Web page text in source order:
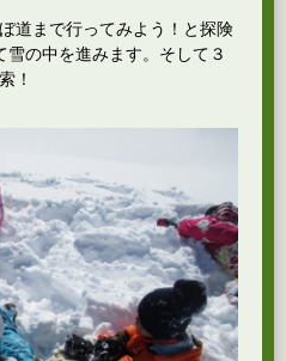
道まで行ってみよう！と探険
の中を進みます。そして３
！